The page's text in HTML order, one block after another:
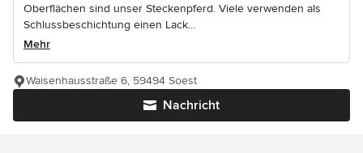
Oberflächen sind unser Steckenpferd. Viele verwenden als
Schlussbeschichtung einen Lack...
Mehr
Nachricht
Waisenhausstraße 6, 59494 Soest